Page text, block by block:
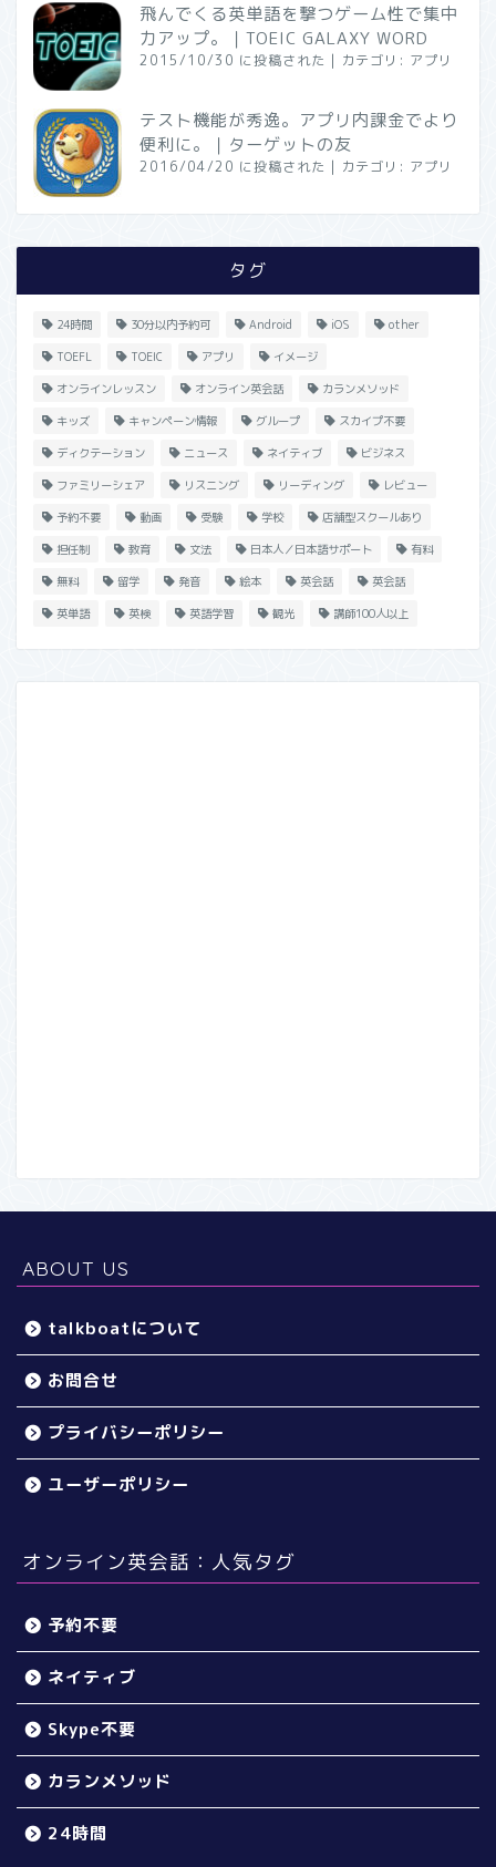
飛んでくる英単語を撃つゲーム性で集中
力アップ。｜TOEIC GALAXY WORD
2015/10/30 に投稿された | カテゴリ: アプリ
テスト機能が秀逸。アプリ内課金でより
便利に。｜ターゲットの友
2016/04/20 に投稿された | カテゴリ: アプリ
タグ
24時間 30分以内予約可 Android iOS other
TOEFL TOEIC アプリ イメージ
オンラインレッスン オンライン英会話 カランメソッド
キッズ キャンペーン情報 グループ スカイプ不要
ディクテーション ニュース ネイティブ ビジネス
ファミリーシェア リスニング リーディング レビュー
予約不要 動画 受験 学校 店舗型スクールあり
担任制 教育 文法 日本人／日本語サポート 有料
無料 留学 発音 絵本 英会話 英会話
英単語 英検 英語学習 観光 講師100人以上
ABOUT US
talkboatについて
お問合せ
プライバシーポリシー
ユーザーポリシー
オンライン英会話：人気タグ
予約不要
ネイティブ
Skype不要
カランメソッド
24時間